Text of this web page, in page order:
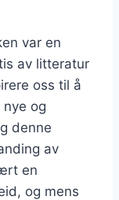
var en
av litteratur
oss til å
og
denne
av
en
og mens